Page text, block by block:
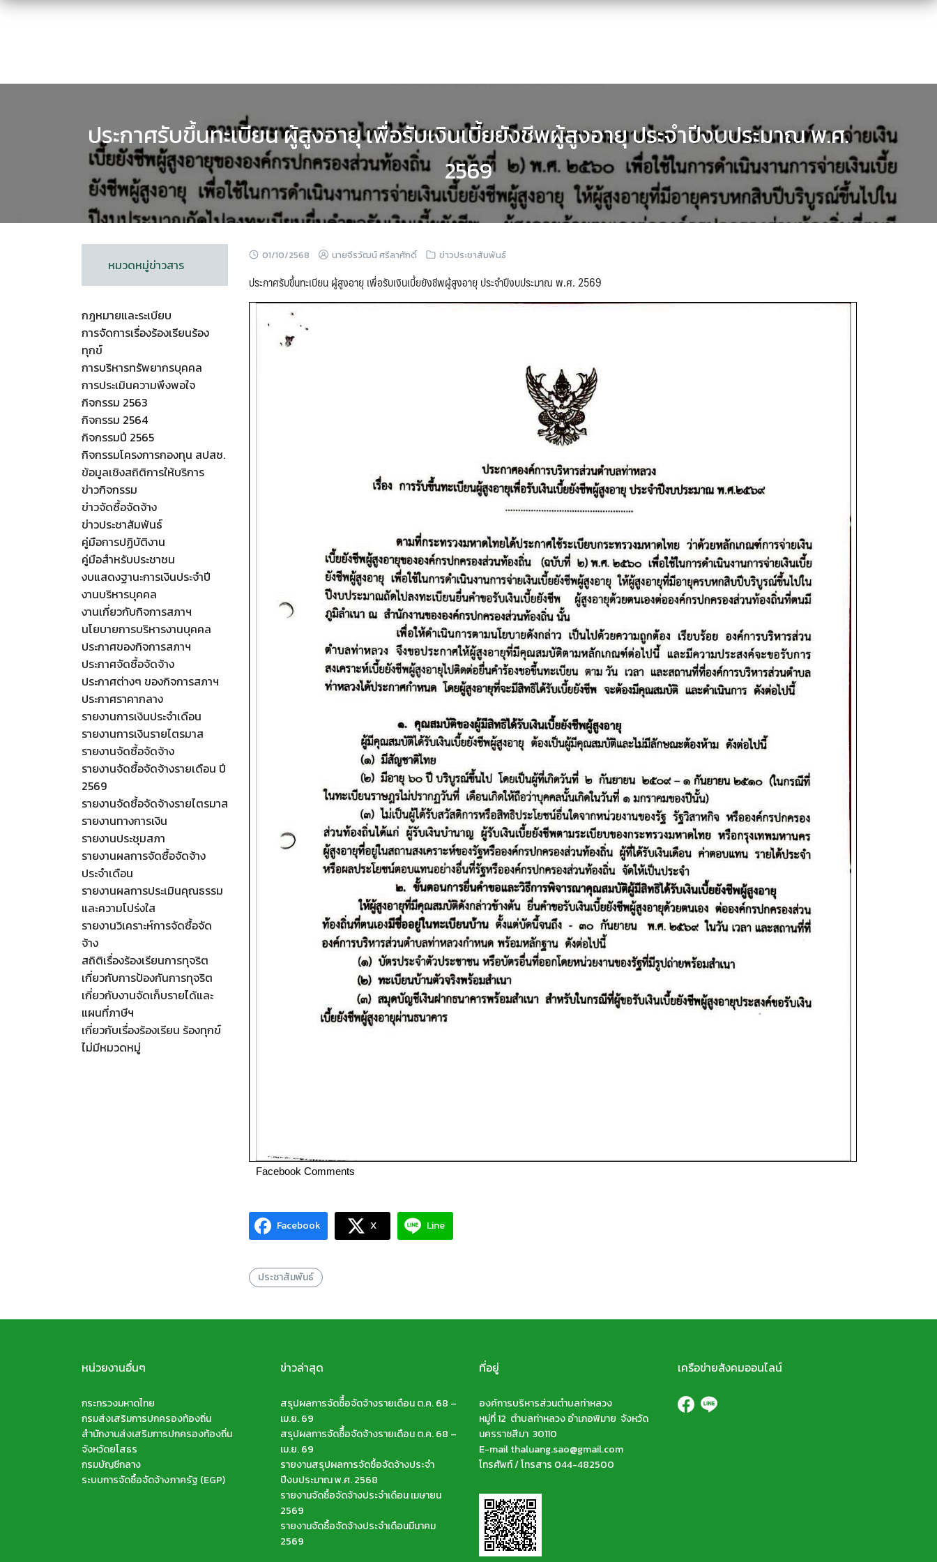
Skip
Search
for:
Search
ประกาศรับขึ้นทะเบียน ผู้สูงอายุ เพื่อรับเงินเบี้ยยังชีพผู้สูงอายุ ประจำปีงบประมาณ พ.ศ.
2569
01/10/2568 นายจีรวัฒน์ ศรีลาศักดิ์ ข่าวประชาสัมพันธ์
ประกาศรับขึ้นทะเบียน ผู้สูงอายุ เพื่อรับเงินเบี้ยยังชีพผู้สูงอายุ ประจำปีงบประมาณ พ.ศ. 2569
Facebook Comments
Facebook X Line
ประชาสัมพันธ์
หมวดหมู่ข่าวสาร
กฎหมายและระเบียบ
การจัดการเรื่องร้องเรียนร้อง
ทุกข์
การบริหารทรัพยากรบุคคล
การประเมินความพึงพอใจ
กิจกรรม 2563
กิจกรรม 2564
กิจกรรมปี 2565
กิจกรรมโครงการกองทุน สปสช.
ข้อมูลเชิงสถิติการให้บริการ
ข่าวกิจกรรม
ข่าวจัดซื้อจัดจ้าง
ข่าวประชาสัมพันธ์
คู่มือการปฏิบัติงาน
คู่มือสำหรับประชาชน
งบแสดงฐานะการเงินประจำปี
งานบริหารบุคคล
งานเกี่ยวกับกิจการสภาฯ
นโยบายการบริหารงานบุคคล
ประกาศของกิจการสภาฯ
ประกาศจัดซื้อจัดจ้าง
ประกาศต่างๆ ของกิจการสภาฯ
ประกาศราคากลาง
รายงานการเงินประจำเดือน
รายงานการเงินรายไตรมาส
รายงานจัดซื้อจัดจ้าง
รายงานจัดซื้อจัดจ้างรายเดือน ปี
2569
รายงานจัดซื้อจัดจ้างรายไตรมาส
รายงานทางการเงิน
รายงานประชุมสภา
รายงานผลการจัดซื้อจัดจ้าง
ประจำเดือน
รายงานผลการประเมินคุณธรรม
และความโปร่งใส
รายงานวิเคราะห์การจัดซื้อจัด
จ้าง
สถิติเรื่องร้องเรียนการทุจริต
เกี่ยวกับการป้องกันการทุจริต
เกี่ยวกับงานจัดเก็บรายได้และ
แผนที่ภาษีฯ
เกี่ยวกับเรื่องร้องเรียน ร้องทุกข์
ไม่มีหมวดหมู่
หน่วยงานอื่นๆ
กระทรวงมหาดไทย
กรมส่งเสริมการปกครองท้องถิ่น
สำนักงานส่งเสริมการปกครองท้องถิ่น
จังหวัดยโสธร
กรมบัญชีกลาง
ระบบการจัดซื้อจัดจ้างภาครัฐ (EGP)
ข่าวล่าสุด
สรุปผลการจัดซืื้อจัดจ้างรายเดือน ต.ค. 68 –
เม.ย. 69
สรุปผลการจัดซืื้อจัดจ้างรายเดือน ต.ค. 68 –
เม.ย. 69
รายงานสรุปผลการจัดซื้อจัดจ้างประจำ
ปีงบประมาณ พ.ศ. 2568
รายงานจัดซื้อจัดจ้างประจำเดือน เมษายน
2569
รายงานจัดซื้อจัดจ้างประจำเดือนมีนาคม
2569
ที่อยู่
องค์การบริหารส่วนตำบลท่าหลวง
หมู่ที่ 12 ตำบลท่าหลวง อำเภอพิมาย จังหวัด
นครราชสีมา 30110
E-mail thaluang.sao@gmail.com
โทรศัพท์ / โทรสาร 044-482500
เครือข่ายสังคมออนไลน์